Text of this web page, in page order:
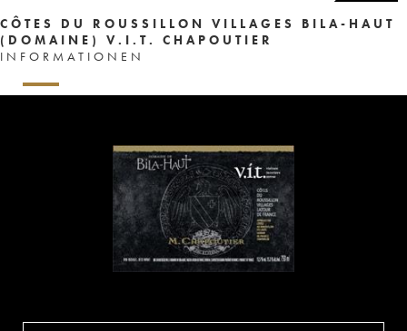
CÔTES DU ROUSSILLON VILLAGES BILA-HAUT
(DOMAINE) V.I.T. CHAPOUTIER
INFORMATIONEN